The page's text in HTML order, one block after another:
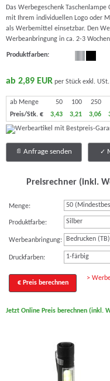
Das Werbegeschenk Taschenlampe
mit Ihrem individuellen Logo oder
als Werbemittel einsetzbar. Den
Werbeanbringung in ca. 2-3
Produktfarben:
ab 2,89 EUR per Stück exkl. USt.
ab Menge 50 100 250
Preis/Stk. €
3,43 3,21 3,06
Anfrage senden
Preisrechner (inkl.
Menge:
Produktfarbe: Silber
Werbeanbringung: Bedrucken (TB)
Druckfarben: 1-färbig
€ Preis berechnen
>
Jetzt Online Preis berechnen (inkl.